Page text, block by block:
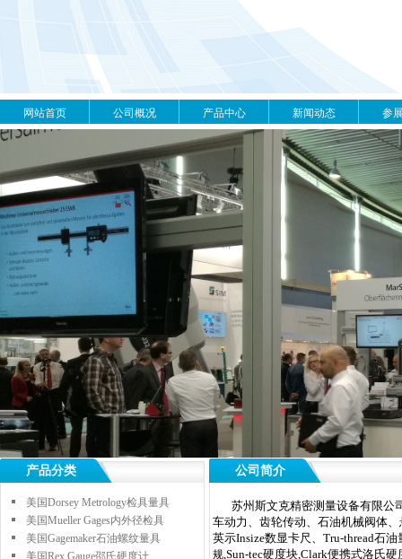
网站首页 公司概况 产品中心 新闻动态 参
公司简介
苏州斯文克精密测量设备有限公
车动力、齿轮传动、石油机械阀体
英示Insize数显卡尺、Tru-thread石
规,Sun-tec硬度块,Clark便携式洛氏硬
产品分类
美国Dorsey Metrology检具量具
美国Mueller Gages内外径检具
美国Gagemaker石油螺纹量具
美国Rex Gauge邵氏硬度计